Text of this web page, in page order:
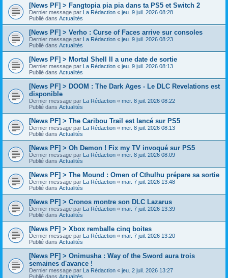
[News PF] > Fangtopia pia pia dans ta PS5 et Switch 2
Dernier message par La Rédaction « jeu. 9 juil. 2026 08:28
Publié dans Actualités
[News PF] > Verho : Curse of Faces arrive sur consoles
Dernier message par La Rédaction « jeu. 9 juil. 2026 08:23
Publié dans Actualités
[News PF] > Mortal Shell II a une date de sortie
Dernier message par La Rédaction « jeu. 9 juil. 2026 08:13
Publié dans Actualités
[News PF] > DOOM : The Dark Ages - Le DLC Revelations est
disponible
Dernier message par La Rédaction « mer. 8 juil. 2026 08:22
Publié dans Actualités
[News PF] > The Caribou Trail est lancé sur PS5
Dernier message par La Rédaction « mer. 8 juil. 2026 08:13
Publié dans Actualités
[News PF] > Oh Demon ! Fix my TV invoqué sur PS5
Dernier message par La Rédaction « mer. 8 juil. 2026 08:09
Publié dans Actualités
[News PF] > The Mound : Omen of Cthulhu prépare sa sortie
Dernier message par La Rédaction « mar. 7 juil. 2026 13:48
Publié dans Actualités
[News PF] > Cronos montre son DLC Lazarus
Dernier message par La Rédaction « mar. 7 juil. 2026 13:39
Publié dans Actualités
[News PF] > Xbox remballe cinq boites
Dernier message par La Rédaction « mar. 7 juil. 2026 13:20
Publié dans Actualités
[News PF] > Onimusha : Way of the Sword aura trois
semaines d'avance !
Dernier message par La Rédaction « jeu. 2 juil. 2026 13:27
Publié dans Actualités